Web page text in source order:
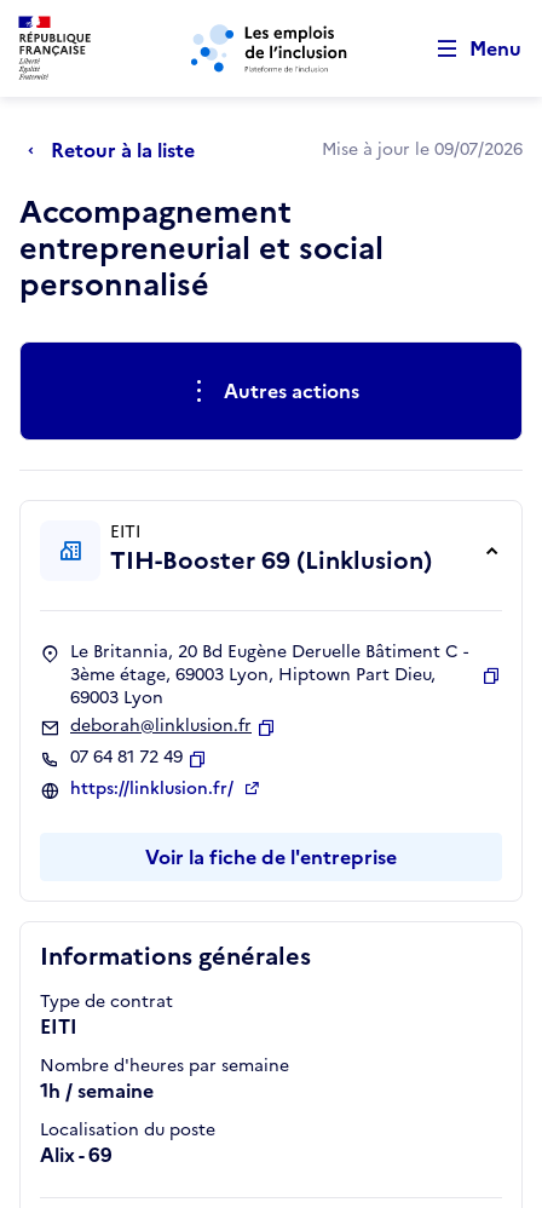
Aller au menu principal Aller au contenu principal
Menu
Retour à la liste Mise à jour le 09/07/2026
Accompagnement
entrepreneurial et social
personnalisé
Actions rapidesAutres actions
Informations générales
Type de contrat
EITI
Nombre d'heures par semaine
1h / semaine
Localisation du poste
Alix - 69
EITI
TIH-Booster 69 (Linklusion)
Le Britannia, 20 Bd Eugène Deruelle Bâtiment C -
3ème étage, 69003 Lyon, Hiptown Part Dieu,
69003 Lyon
deborah@linklusion.fr
07 64 81 72 49
Copier
https://linklusion.fr/
Voir la fiche de l'entreprise
Retour au début de la page
Panneau de gestion des cookies